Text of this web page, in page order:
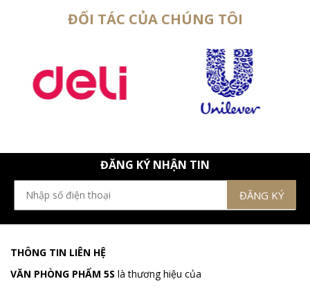
ĐỐI TÁC CỦA CHÚNG TÔI
ĐĂNG KÝ NHẬN TIN
THÔNG TIN LIÊN HỆ
VĂN PHÒNG PHẨM 5S là thương hiệu của